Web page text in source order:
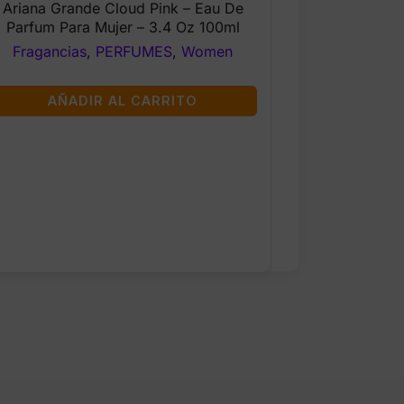
was:
$73.99.
is:
$62.99.
Ariana Grande Cloud Pink – Eau De
Parfum Para Mujer – 3.4 Oz 100ml
Fragancias, PERFUMES, Women
AÑADIR AL CARRITO